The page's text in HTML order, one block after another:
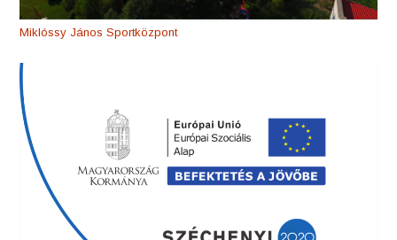
Miklóssy János Sportközpont